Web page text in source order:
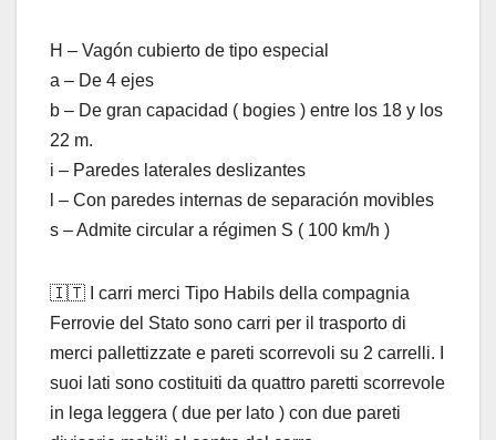
H – Vagón cubierto de tipo especial
a – De 4 ejes
b – De gran capacidad ( bogies ) entre los 18 y los
22 m.
i – Paredes laterales deslizantes
l – Con paredes internas de separación movibles
s – Admite circular a régimen S ( 100 km/h )
🇮🇹 I carri merci Tipo Habils della compagnia
Ferrovie del Stato sono carri per il trasporto di
merci pallettizzate e pareti scorrevoli su 2 carrelli. I
suoi lati sono costituiti da quattro paretti scorrevole
in lega leggera ( due per lato ) con due pareti